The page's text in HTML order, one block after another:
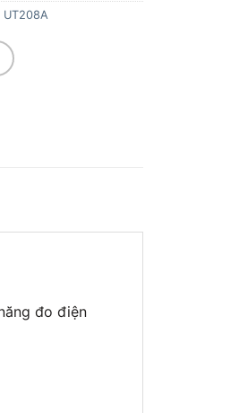
UT208A
đo điện